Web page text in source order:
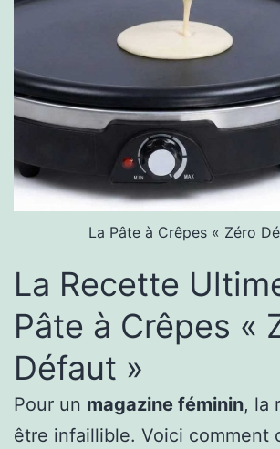
La Pâte à Crêpes « Zéro
La Recette
Pâte à Crêpes «
Défaut »
Pour un magazine féminin, la
être infaillible. Voici comment